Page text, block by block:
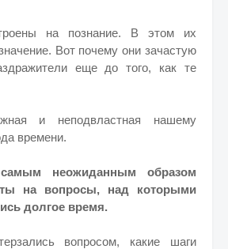
на познание. В этом их
Вот почему они зачастую
еще до того, как те
и неподвластная нашему
времени.
неожиданным образом
на вопросы, над которыми
долгое время.
вопросом, какие шаги